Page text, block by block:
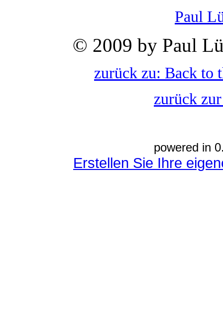
Paul
© 2009 by Paul
zurück zu: Back to
zurück
powered in
Erstellen Sie Ihre